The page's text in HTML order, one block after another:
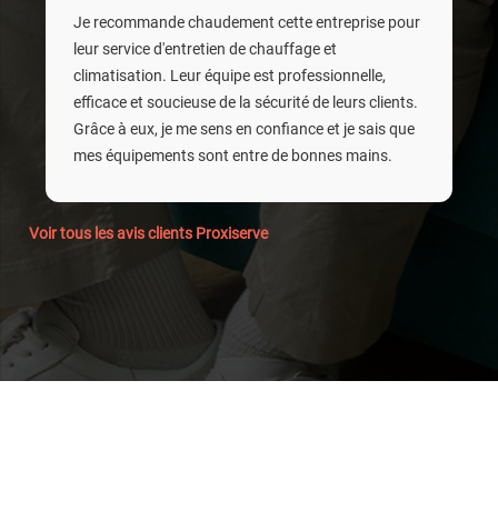
Je recommande chaudement cette entreprise pour
leur service d'entretien de chauffage et
climatisation. Leur équipe est professionnelle,
efficace et soucieuse de la sécurité de leurs clients.
Grâce à eux, je me sens en confiance et je sais que
mes équipements sont entre de bonnes mains.
Voir tous les avis clients Proxiserve